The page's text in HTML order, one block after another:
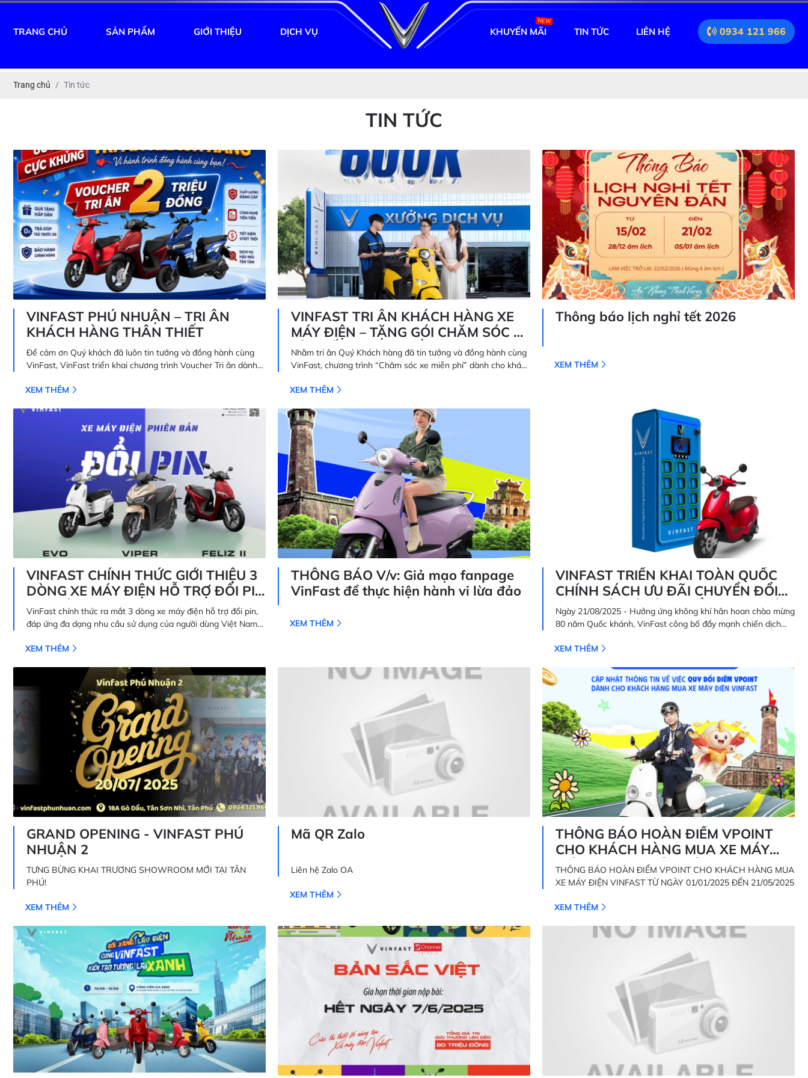
TRANG CHỦ SẢN PHẨM GIỚI THIỆU DỊCH VỤ KHUYẾN MÃI
NEW
TIN TỨC LIÊN HỆ 0934 121 966
Trang chủ Tin tức
TIN TỨC
VINFAST PHÚ NHUẬN – TRI ÂN
KHÁCH HÀNG THÂN THIẾT
Để cảm ơn Quý khách đã luôn tin tưởng và đồng hành cùng
VinFast, VinFast triển khai chương trình Voucher Tri ân dành
XEM THÊM
VINFAST TRI ÂN KHÁCH HÀNG XE
MÁY ĐIỆN – TẶNG GÓI CHĂM SÓC XE
LÊN ĐẾN 600.000 ĐỒNG*
Nhằm tri ân Quý Khách hàng đã tin tưởng và đồng hành cùng
VinFast, chương trình “Chăm sóc xe miễn phí” dành cho khách
trên toàn quốc.
XEM THÊM
Thông báo lịch nghỉ tết 2026
XEM THÊM
VINFAST CHÍNH THỨC GIỚI THIỆU 3
DÒNG XE MÁY ĐIỆN HỖ TRỢ ĐỔI PIN
TẠI VIỆT NAM
VinFast chính thức ra mắt 3 dòng xe máy điện hỗ trợ đổi pin,
đáp ứng đa dạng nhu cầu sử dụng của người dùng Việt Nam
Inhub công suất 2.450W. 🛵 VinFast Feliz II: Kế thừa thiết kế
3.000W, vận hành êm ái. 🛵 VinFast Viper: Thiết kế hoàn toàn
mới, tích hợp Smart Key hỗ trợ định vị và tìm xe từ xa, điều
khiển bật/tắt xe từ xa để hỗ trợ chống trộm, đèn LED
Projector; động cơ BLDC Inhub 3.000W.
XEM THÊM
THÔNG BÁO V/v: Giả mạo fanpage
VinFast để thực hiện hành vi lừa đảo
XEM THÊM
VINFAST TRIỂN KHAI TOÀN QUỐC
CHÍNH SÁCH ƯU ĐÃI CHUYỂN ĐỔI
XANH VÀ MÔ HÌNH ĐỔI PIN XE MÁY
ĐIỆN
Ngày 21/08/2025 - Hưởng ứng không khí hân hoan chào mừng
80 năm Quốc khánh, VinFast công bố đẩy mạnh chiến dịch
hai quyết sách bước ngoặt: mở rộng chính sách chuyển đổi
150.000 trạm đổi pin xe máy điện và ra mắt các dòng xe máy
điện đổi pin trên quy mô toàn quốc.
XEM THÊM
GRAND OPENING - VINFAST PHÚ
NHUẬN 2
TƯNG BỪNG KHAI TRƯƠNG SHOWROOM MỚI TẠI TÂN
PHÚ!
XEM THÊM
Mã QR Zalo
Liên hệ Zalo OA
XEM THÊM
THÔNG BÁO HOÀN ĐIỂM VPOINT
CHO KHÁCH HÀNG MUA XE MÁY
ĐIỆN VINFAST TỪ NGÀY 01/01/2025
ĐẾN 21/05/2025
THÔNG BÁO HOÀN ĐIỂM VPOINT CHO KHÁCH HÀNG MUA
XE MÁY ĐIỆN VINFAST TỪ NGÀY 01/01/2025 ĐẾN 21/05/2025
XEM THÊM